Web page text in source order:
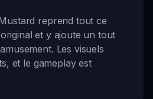
reprend tout ce
et y ajoute un tout
Les visuels
et le gameplay est